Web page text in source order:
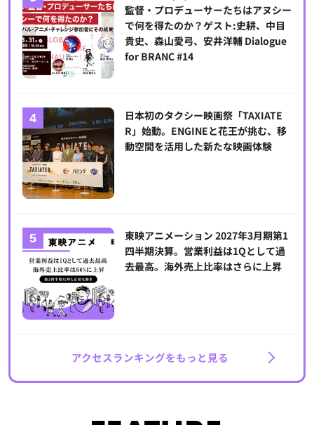
監督・プロデューサーたちはアヌシー
で何を得たのか？ゲスト:史耕、中目
貴史、森山愛弓、安井洋輔 Dialogue
for BRANC #14
日本初のタクシー映画祭「TAXIATE
R」始動。ENGINEと花王が挑む、移
動空間を活用した新たな映画体験
東映アニメーション 2027年3月期第1
四半期決算。営業利益は1Qとして過
去最高。海外売上比率はさらに上昇
アクセスランキングをもっと見る